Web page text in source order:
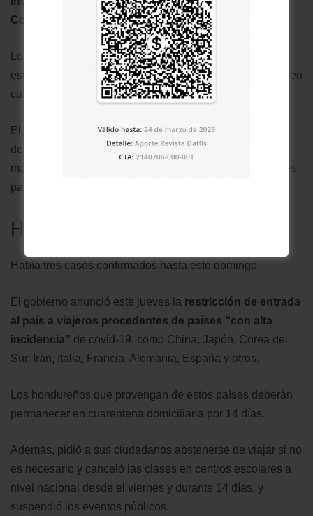
Corea del Sur, Italia, España, Alemania y Francia.
Los guatemaltecos o residentes en el país que hayan
estado en alguno de estos lugares deberán permanecer en
cuarentena domiciliaria.
El viernes anterior, el presidente, Alejandro Giammattei,
declaró el “estado de calamidad pública” y la “alerta
máxima” para destinar un fondo inicial de US$30 millones
para atender la llegada el virus.
Honduras
Había tres casos confirmados hasta este domingo.
El gobierno anunció este jueves la restricción de entrada
al país a viajeros procedentes de países “con alta
incidencia” de covid-19, como China, Japón, Corea del
Sur, Irán, Italia, Francia, Alemania, España y otros.
Los hondureños que provengan de estos países deberán
permanecer en cuarentena domiciliaria por 14 días.
Además, pidió a sus ciudadanos abstenerse de viajar si no
es necesario y canceló las clases en centros escolares a
nivel nacional desde el viernes y durante 14 días, y
suspendió los eventos públicos.